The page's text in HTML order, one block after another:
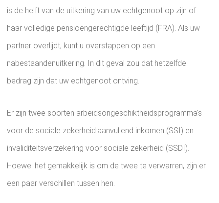
is de helft van de uitkering van uw echtgenoot op zijn of
haar volledige pensioengerechtigde leeftijd (FRA). Als uw
partner overlijdt, kunt u overstappen op een
nabestaandenuitkering. In dit geval zou dat hetzelfde
bedrag zijn dat uw echtgenoot ontving.
Er zijn twee soorten arbeidsongeschiktheidsprogramma's
voor de sociale zekerheid:aanvullend inkomen (SSI) en
invaliditeitsverzekering voor sociale zekerheid (SSDI).
Hoewel het gemakkelijk is om de twee te verwarren, zijn er
een paar verschillen tussen hen.